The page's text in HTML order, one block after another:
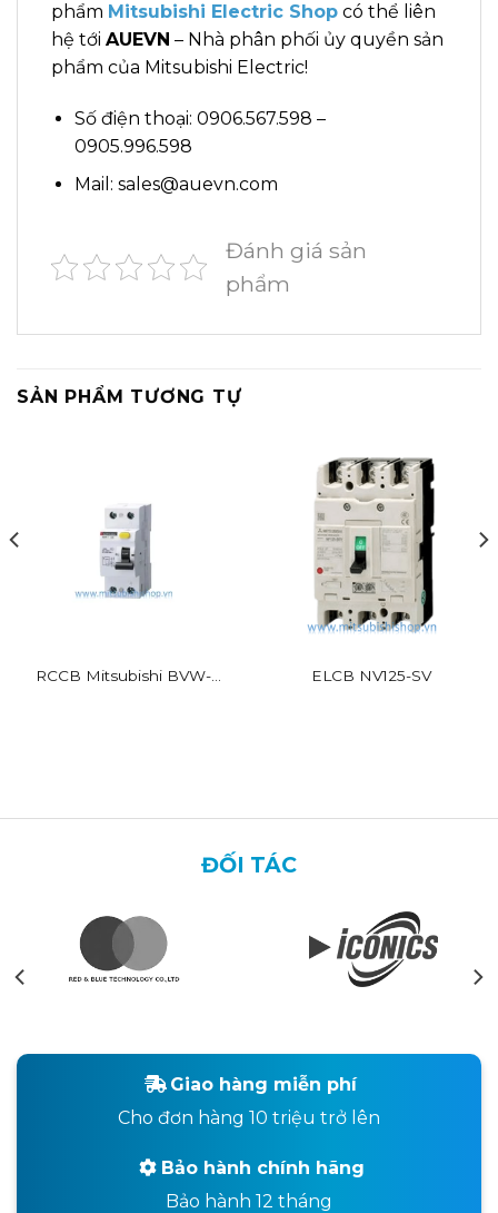
phẩm Mitsubishi Electric Shop có thể liên
hệ tới AUEVN – Nhà phân phối ủy quyền sản
phẩm của Mitsubishi Electric!
Số điện thoại: 0906.567.598 –
0905.996.598
Mail: sales@auevn.com
Đánh giá sản
phẩm
SẢN PHẨM TƯƠNG TỰ
RCCB Mitsubishi BVW-T
ELCB NV125-SV
ĐỐI TÁC
Giao hàng miễn phí
Cho đơn hàng 10 triệu trở lên
Bảo hành chính hãng
Bảo hành 12 tháng